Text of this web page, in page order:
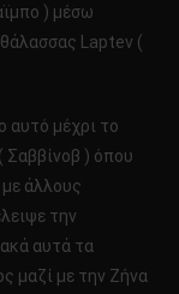
) μέσω
Laptev (
αυτό μέχρι το
Σαββίνοβ ) όπου
άλλους
την
αυτά τα
μαζί με την Ζήνα